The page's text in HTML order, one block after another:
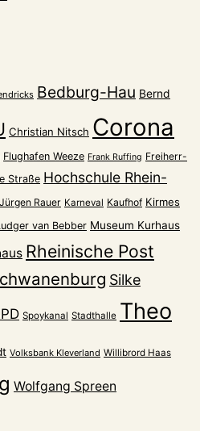
Bedburg-Hau Bernd
Christian Nitsch Corona
Flughafen Weeze Frank Ruffing Freiherr-
Straße Hochschule Rhein-
Jürgen Rauer Karneval Kaufhof Kirmes
van Bebber Museum Kurhaus
Rheinische Post
Silke
Spoykanal Stadthalle Theo
Volksbank Kleverland Willibrord Haas
Wolfgang Spreen